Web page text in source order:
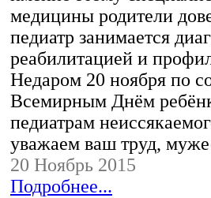
медицины родители
педиатр занимается
реабилитацией и
Недаром 20 ноября по
Всемирным Днём
педиатрам
уважаем ваш труд,
20 Ноябрь 2015
Подробнее...